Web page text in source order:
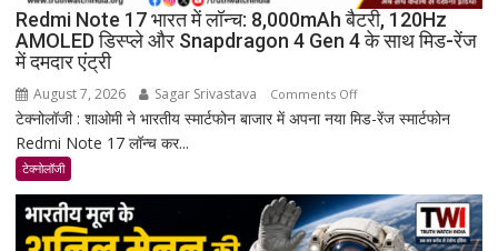
Redmi Note 17 भारत में लॉन्च: 8,000mAh बैटरी, 120Hz
AMOLED डिस्प्ले और Snapdragon 4 Gen 4 के साथ मिड-रेंज
में दमदार एंट्री
August 7, 2026 Sagar Srivastava Comments Offon
Redmi
भारत
में
लॉन्च:
टेक्नोलॉजी : शाओमी ने भारतीय स्मार्टफोन बाजार में अपना नया मिड-रेंज स्मार्टफोन
Redmi Note 17 लॉन्च कर...
टेक्नोलॉजी